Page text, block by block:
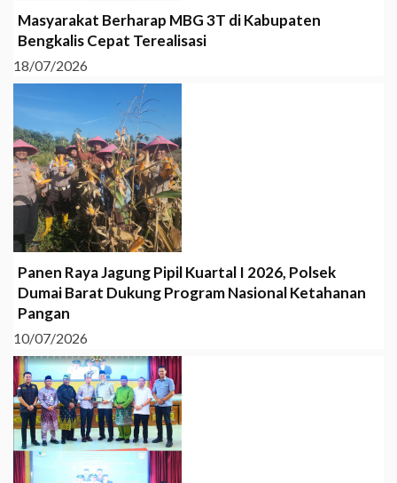
Masyarakat Berharap MBG 3T di Kabupaten
Bengkalis Cepat Terealisasi
18/07/2026
Panen Raya Jagung Pipil Kuartal I 2026, Polsek
Dumai Barat Dukung Program Nasional Ketahanan
Pangan
10/07/2026